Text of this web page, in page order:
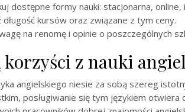
dostępne formy nauki: stacjonarna, online,
długość kursów oraz związane z tym ceny.
na renomę i opinie o poszczególnych
korzyści z nauki
angielskiego niesie za sobą szereg
posługiwanie się tym językiem